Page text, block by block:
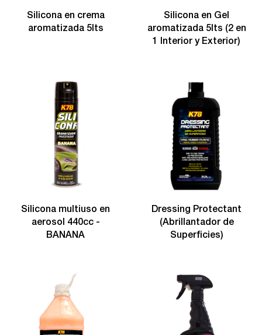
Silicona en crema
aromatizada 5lts
Silicona en Gel
aromatizada 5lts (2 en
1 Interior y Exterior)
Silicona multiuso en
aerosol 440cc -
BANANA
Dressing Protectant
(Abrillantador de
Superficies)